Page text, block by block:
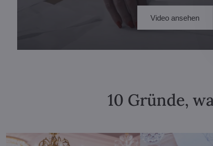
Video ansehen
10 Gründe,